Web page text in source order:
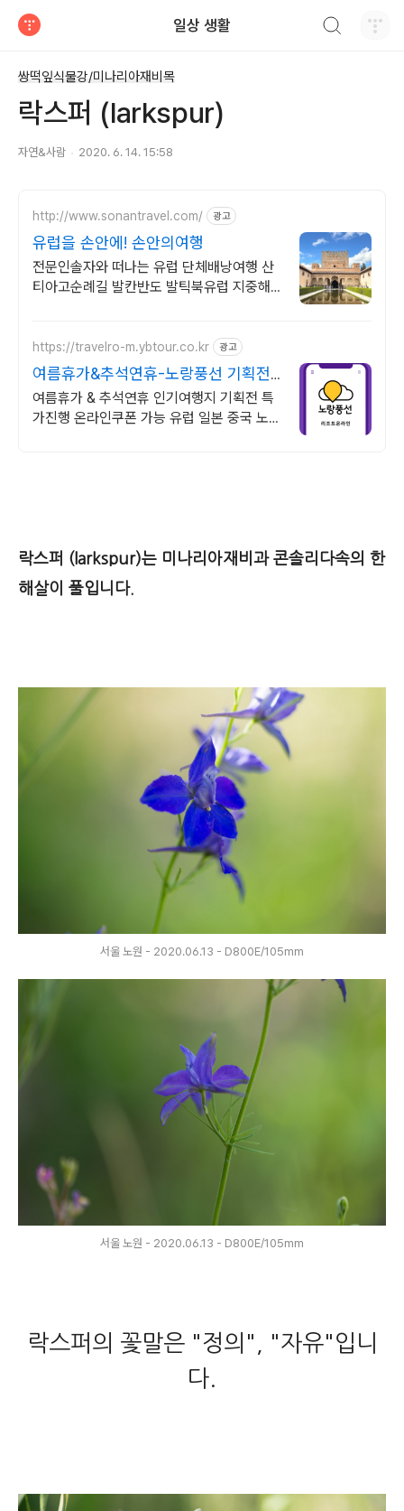
일상 생활
쌍떡잎식물강/미나리아재비목
락스퍼 (larkspur)
자연&사람 2020. 6. 14. 15:58
http://www.sonantravel.com/ 광고
유럽을 손안에! 손안의여행
전문인솔자와 떠나는 유럽 단체배낭여행 산
티아고순례길 발칸반도 발틱북유럽 지중해
https://travelro-m.ybtour.co.kr 광고
여름휴가&추석연휴-노랑풍선 기획전
특가 진행
여름휴가 & 추석연휴 인기여행지 기획전 특
가진행 온라인쿠폰 가능 유럽 일본 중국 노랑
락스퍼 (larkspur)는 미나리아재비과 콘솔리다속의 한
해살이 풀입니다.
서울 노원 - 2020.06.13 - D800E/105mm
서울 노원 - 2020.06.13 - D800E/105mm
락스퍼의 꽃말은 "정의", "자유"입니
다.